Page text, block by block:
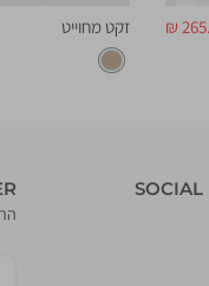
זקט מחוייט
‎SOCIAL